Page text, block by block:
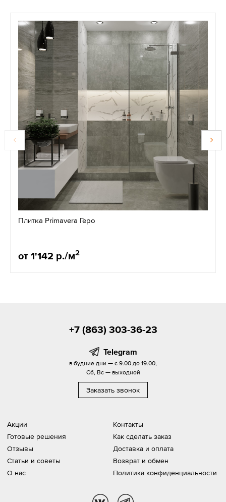
Плитка Primavera Геро
от 1'142 р./м2
Акции
Готовые решения
Отзывы
Статьи и советы
О нас
Контакты
Как сделать заказ
Доставка и оплата
Возврат и обмен
Политика конфиденциальности
+7 (863) 303-36-23
Telegram
в будние дни — с 9.00 до 19.00,
Сб, Вс — выходной
Заказать звонок